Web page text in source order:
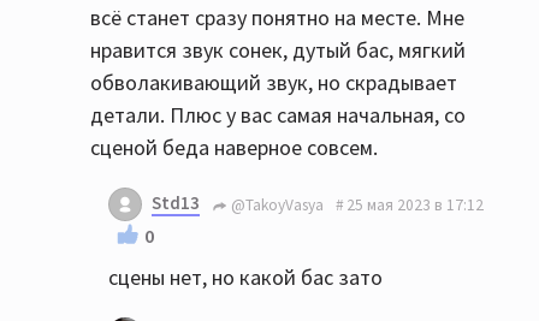
всё станет сразу понятно на месте. Мне
нравится звук сонек, дутый бас, мягкий
обволакивающий звук, но скрадывает
детали. Плюс у вас самая начальная, со
сценой беда наверное совсем.
Std13 @TakoyVasya 25 мая 2023 в 17:12
0
сцены нет, но какой бас зато